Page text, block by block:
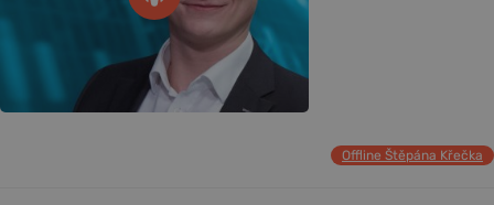
Offline Štěpána Křečka